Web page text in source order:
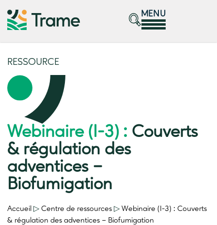
MENU
RESSOURCE
Webinaire (I-3) : Couverts
& régulation des
adventices –
Biofumigation
Accueil ▷ Centre de ressources ▷ Webinaire (I-3) : Couverts
& régulation des adventices – Biofumigation